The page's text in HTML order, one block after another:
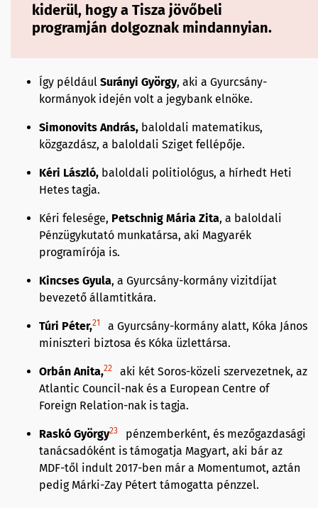
kiderül, hogy a Tisza jövőbeli
programján dolgoznak mindannyian.
Így például Surányi György, aki a Gyurcsány-
kormányok idején volt a jegybank elnöke.
Simonovits András, baloldali matematikus,
közgazdász, a baloldali Sziget fellépője.
Kéri László, baloldali politiológus, a hírhedt Heti
Hetes tagja.
Kéri felesége, Petschnig Mária Zita, a baloldali
Pénzügykutató munkatársa, aki Magyarék
programírója is.
Kincses Gyula, a Gyurcsány-kormány vizitdíjat
bevezető államtitkára.
Túri Péter,21
a Gyurcsány-kormány alatt, Kóka János
miniszteri biztosa és Kóka üzlettársa.
Orbán Anita,22
aki két Soros-közeli szervezetnek, az
Atlantic Council-nak és a European Centre of
Foreign Relation-nak is tagja.
Raskó György23
pénzemberként, és mezőgazdasági
tanácsadóként is támogatja Magyart, aki bár az
MDF-től indult 2017-ben már a Momentumot, aztán
pedig Márki-Zay Pétert támogatta pénzzel.